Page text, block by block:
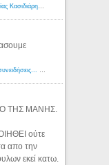
Αμερικανοί ρατσιστές αναρωτιούνται αν ο Ηλίας Κασιδιάρης ανήκει στη λευκή φυλή... - Λόγιος Ερμής
Ένα βιβλίο που πολεμήθηκε γιατί ξυπνούσε συνειδήσεις... - Λόγιος Ερμής | Η γνώση ξεκινάει με την αναζήτηση...
ΤΗΣ ΜΑΝΗΣ.
ούτε
απο την
εκεί κατω.